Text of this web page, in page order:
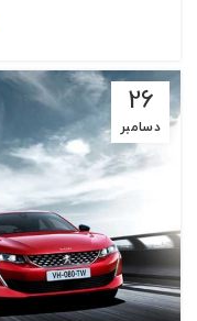
26
دسامبر